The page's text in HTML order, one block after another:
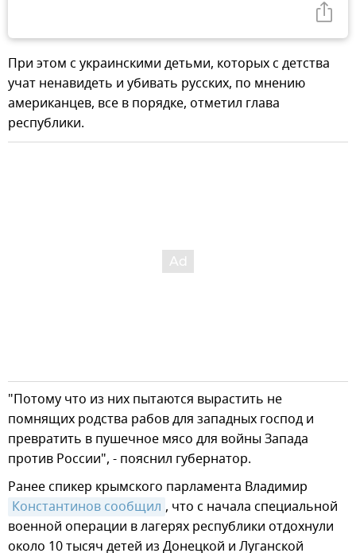
При этом с украинскими детьми, которых с детства
учат ненавидеть и убивать русских, по мнению
американцев, все в порядке, отметил глава
республики.
"Потому что из них пытаются вырастить не
помнящих родства рабов для западных господ и
превратить в пушечное мясо для войны Запада
против России", - пояснил губернатор.
Ранее спикер крымского парламента Владимир
Константинов сообщил , что с начала специальной
военной операции в лагерях республики отдохнули
около 10 тысяч детей из Донецкой и Луганской